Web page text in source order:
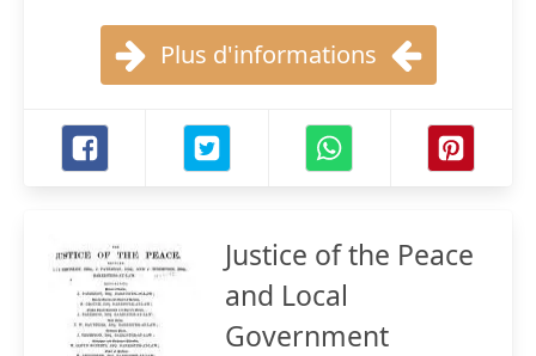
Plus d'informations
Justice of the Peace
and Local
Government